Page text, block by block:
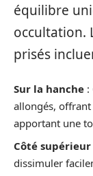
équilibre
occultation.
prisés
Sur la hanche :
allongés,
apportant une
Côté
dissimuler